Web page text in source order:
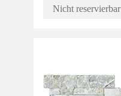
Nicht reservierbar